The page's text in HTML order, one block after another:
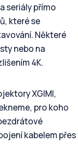
seriály přímo
které se
Některé
nebo na
4K.
XGIMI,
pro koho
kabelem přes